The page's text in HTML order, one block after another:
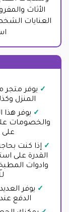
الأثاث
العنايات
يوفر متجر
المنزل
يوفر
والخصومات
إذا كنت
القدرة على
وادوات
يوفر
الدفع